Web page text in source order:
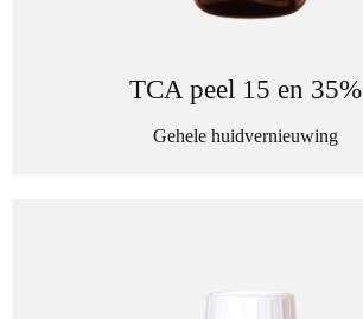
TCA peel 15 en 35%
Gehele huidvernieuwing